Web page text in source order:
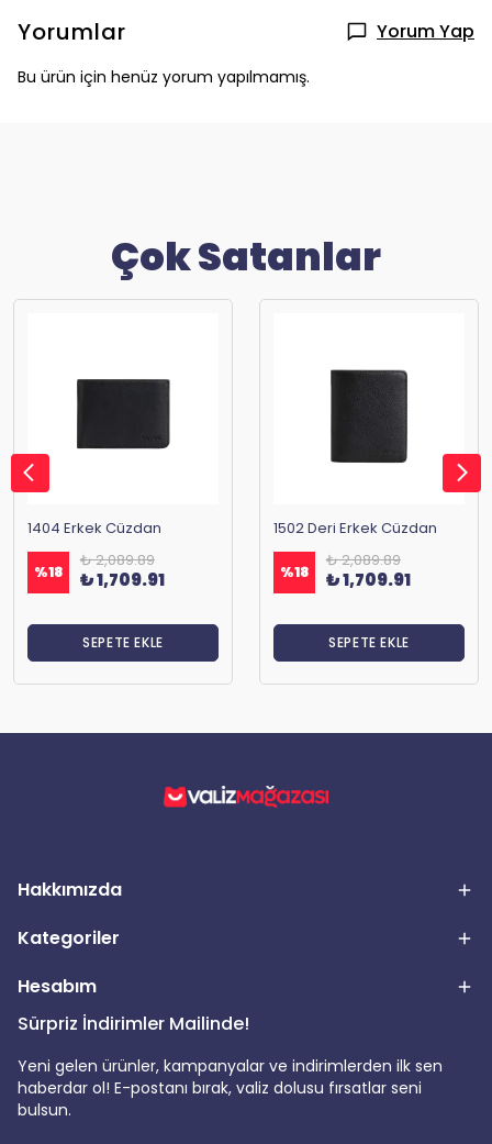
Yorumlar Yorum Yap
Bu ürün için henüz yorum yapılmamış.
Çok Satanlar
1404 Erkek Cüzdan
%18
₺ 2,089.89
₺ 1,709.91
SEPETE EKLE
1502 Deri Erkek Cüzdan
%18
₺ 2,089.89
₺ 1,709.91
SEPETE EKLE
Hakkımızda
Kategoriler
Hesabım
Sürpriz İndirimler Mailinde!
Yeni gelen ürünler, kampanyalar ve indirimlerden ilk sen
haberdar ol! E-postanı bırak, valiz dolusu fırsatlar seni
bulsun.